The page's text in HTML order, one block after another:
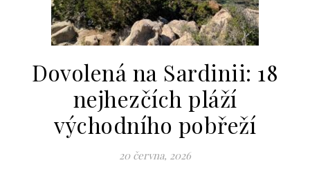
Dovolená na Sardinii: 18
nejhezčích pláží
východního pobřeží
20 června, 2026